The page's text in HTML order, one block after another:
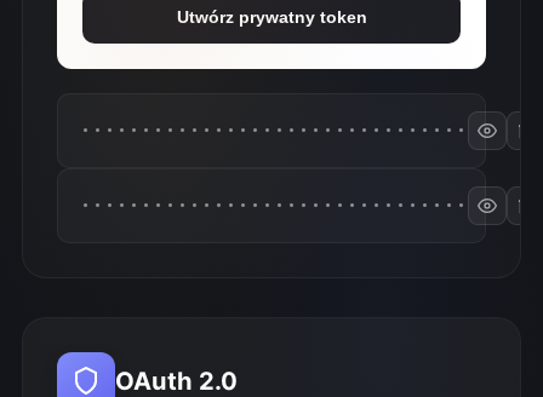
Utwórz prywatny token
••••••••••••••••••••••••••••••••
••••••••••••••••••••••••••••••••
OAuth 2.0